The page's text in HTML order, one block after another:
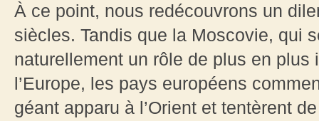
À ce point, nous redécouvrons un
siècles. Tandis que la Moscovie, qui
naturellement un rôle de plus en
l’Europe, les pays européens
géant apparu à l’Orient et tentèrent